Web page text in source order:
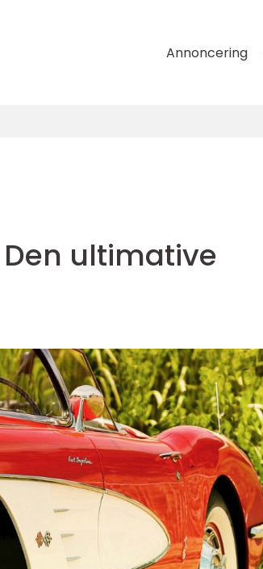
Annoncering
ultimative